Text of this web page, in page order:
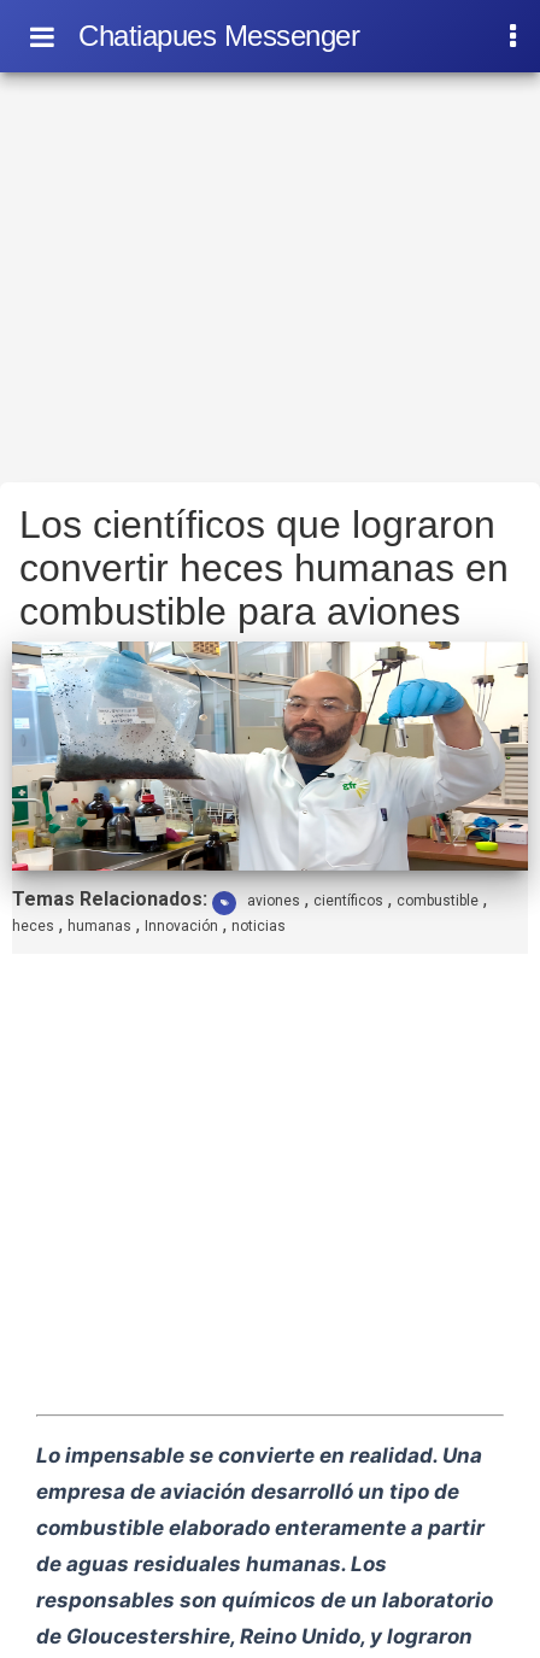
Chatiapues Messenger
Los científicos que lograron
convertir heces humanas en
combustible para aviones
Temas Relacionados: Etiquetas:
aviones , científicos , combustible ,
heces , humanas , Innovación , noticias
Lo impensable se convierte en realidad. Una
empresa de aviación desarrolló un tipo de
combustible elaborado enteramente a partir
de aguas residuales humanas. Los
responsables son químicos de un laboratorio
de Gloucestershire, Reino Unido, y lograron